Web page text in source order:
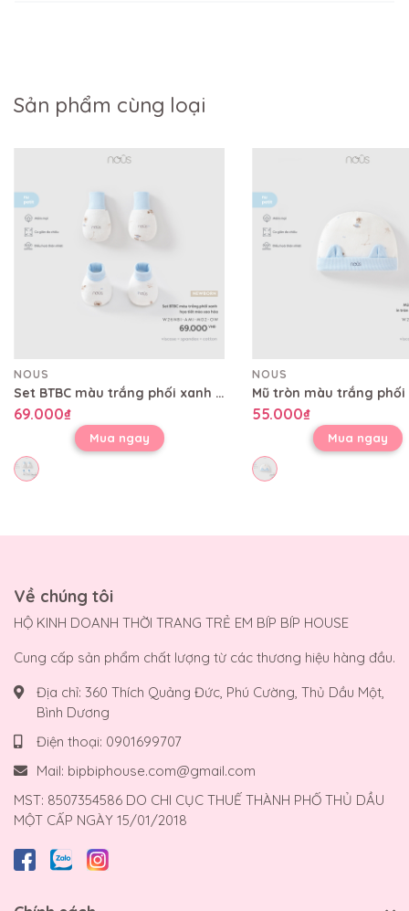
Sản phẩm cùng loại
NOUS
Set BTBC màu trắng phối xanh họa tiết mèo sao hỏa
69.000₫
Mua ngay
NOUS
55.000₫
Mua ngay
Về chúng tôi
HỘ KINH DOANH THỜI TRANG TRẺ EM BÍP BÍP HOUSE
Cung cấp sản phẩm chất lượng từ các thương hiệu hàng đầu.
Địa chỉ: 360 Thích Quảng Đức, Phú Cường, Thủ Dầu Một,
Bình Dương
Điện thoại: 0901699707
Mail: bipbiphouse.com@gmail.com
MST: 8507354586 DO CHI CỤC THUẾ THÀNH PHỐ THỦ DẦU
MỘT CẤP NGÀY 15/01/2018